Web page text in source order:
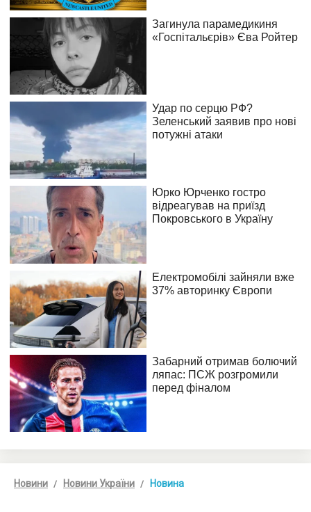
Новини Новини України Новина